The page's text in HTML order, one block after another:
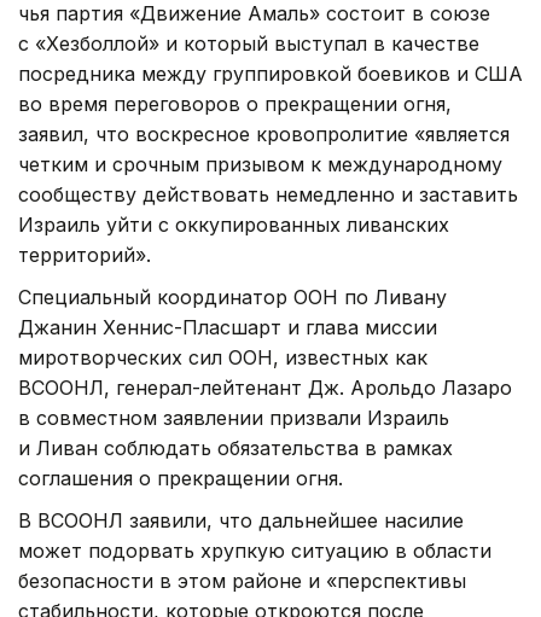
чья партия «Движение Амаль» состоит в союзе
с «Хезболлой» и который выступал в качестве
посредника между группировкой боевиков и США
во время переговоров о прекращении огня,
заявил, что воскресное кровопролитие «является
четким и срочным призывом к международному
сообществу действовать немедленно и заставить
Израиль уйти с оккупированных ливанских
территорий».
Специальный координатор ООН по Ливану
Джанин Хеннис-Пласшарт и глава миссии
миротворческих сил ООН, известных как
ВСООНЛ, генерал-лейтенант Дж. Арольдо Лазаро
в совместном заявлении призвали Израиль
и Ливан соблюдать обязательства в рамках
соглашения о прекращении огня.
В ВСООНЛ заявили, что дальнейшее насилие
может подорвать хрупкую ситуацию в области
безопасности в этом районе и «перспективы
стабильности, которые откроются после